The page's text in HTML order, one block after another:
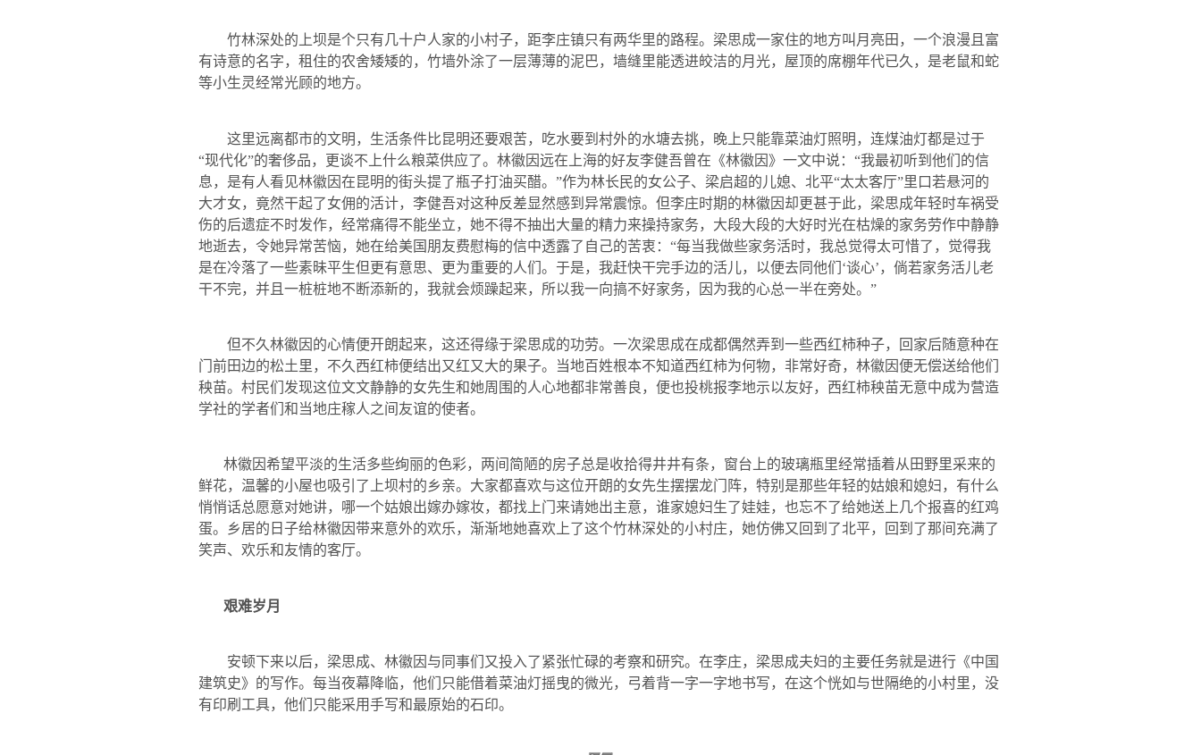
竹林深处的上坝是个只有几十户人家的小村子，距李庄镇只有两华里的路程。梁思成一家住的地方叫月亮田，一个浪漫且富
有诗意的名字，租住的农舍矮矮的，竹墙外涂了一层薄薄的泥巴，墙缝里能透进皎洁的月光，屋顶的席棚年代已久，是老鼠和蛇
等小生灵经常光顾的地方。
这里远离都市的文明，生活条件比昆明还要艰苦，吃水要到村外的水塘去挑，晚上只能靠菜油灯照明，连煤油灯都是过于
“现代化”的奢侈品，更谈不上什么粮菜供应了。林徽因远在上海的好友李健吾曾在《林徽因》一文中说：“我最初听到他们的信
息，是有人看见林徽因在昆明的街头提了瓶子打油买醋。”作为林长民的女公子、梁启超的儿媳、北平“太太客厅”里口若悬河的
大才女，竟然干起了女佣的活计，李健吾对这种反差显然感到异常震惊。但李庄时期的林徽因却更甚于此，梁思成年轻时车祸受
伤的后遗症不时发作，经常痛得不能坐立，她不得不抽出大量的精力来操持家务，大段大段的大好时光在枯燥的家务劳作中静静
地逝去，令她异常苦恼，她在给美国朋友费慰梅的信中透露了自己的苦衷：“每当我做些家务活时，我总觉得太可惜了，觉得我
是在冷落了一些素昧平生但更有意思、更为重要的人们。于是，我赶快干完手边的活儿，以便去同他们‘谈心’，倘若家务活儿老
干不完，并且一桩桩地不断添新的，我就会烦躁起来，所以我一向搞不好家务，因为我的心总一半在旁处。”
但不久林徽因的心情便开朗起来，这还得缘于梁思成的功劳。一次梁思成在成都偶然弄到一些西红柿种子，回家后随意种在
门前田边的松土里，不久西红柿便结出又红又大的果子。当地百姓根本不知道西红柿为何物，非常好奇，林徽因便无偿送给他们
秧苗。村民们发现这位文文静静的女先生和她周围的人心地都非常善良，便也投桃报李地示以友好，西红柿秧苗无意中成为营造
学社的学者们和当地庄稼人之间友谊的使者。
林徽因希望平淡的生活多些绚丽的色彩，两间简陋的房子总是收拾得井井有条，窗台上的玻璃瓶里经常插着从田野里采来的
鲜花，温馨的小屋也吸引了上坝村的乡亲。大家都喜欢与这位开朗的女先生摆摆龙门阵，特别是那些年轻的姑娘和媳妇，有什么
悄悄话总愿意对她讲，哪一个姑娘出嫁办嫁妆，都找上门来请她出主意，谁家媳妇生了娃娃，也忘不了给她送上几个报喜的红鸡
蛋。乡居的日子给林徽因带来意外的欢乐，渐渐地她喜欢上了这个竹林深处的小村庄，她仿佛又回到了北平，回到了那间充满了
笑声、欢乐和友情的客厅。
艰难岁月
安顿下来以后，梁思成、林徽因与同事们又投入了紧张忙碌的考察和研究。在李庄，梁思成夫妇的主要任务就是进行《中国
建筑史》的写作。每当夜幕降临，他们只能借着菜油灯摇曳的微光，弓着背一字一字地书写，在这个恍如与世隔绝的小村里，没
有印刷工具，他们只能采用手写和最原始的石印。